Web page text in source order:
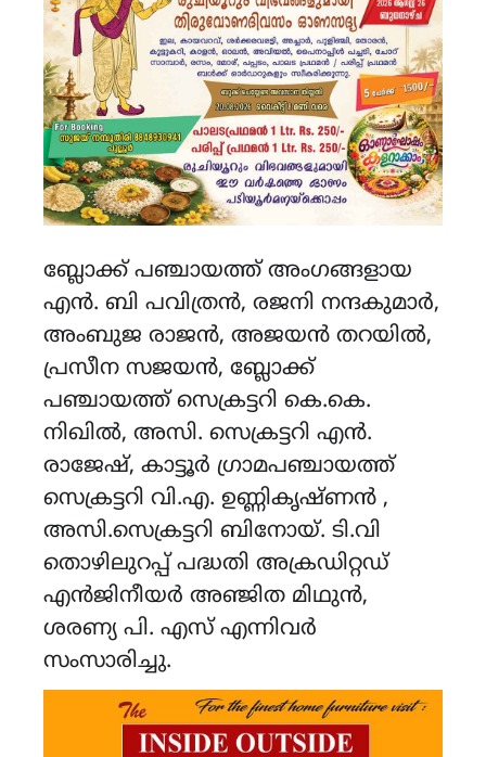
ബ്ലോക്ക് പഞ്ചായത്ത് അംഗങ്ങളായ
എൻ. ബി പവിത്രൻ, രജനി നന്ദകുമാർ,
അംബുജ രാജൻ, അജയൻ തറയിൽ,
പ്രസീന സജയൻ, ബ്ലോക്ക്
പഞ്ചായത്ത് സെക്രട്ടറി കെ.കെ.
നിഖിൽ, അസി. സെക്രട്ടറി എൻ.
രാജേഷ്, കാട്ടൂർ ഗ്രാമപഞ്ചായത്ത്
സെക്രട്ടറി വി.എ. ഉണ്ണികൃഷ്ണൻ ,
അസി.സെക്രട്ടറി ബിനോയ്. ടി.വി
തൊഴിലുറപ്പ് പദ്ധതി അക്രഡിറ്റഡ്
എൻജിനീയർ അഞ്ജിത മിഥുൻ,
ശരണ്യ പി. എസ് എന്നിവർ
സംസാരിച്ചു. ‎